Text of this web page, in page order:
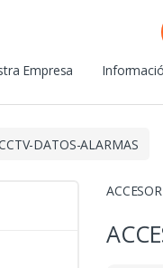
Empresa
DATOS-ALARMAS